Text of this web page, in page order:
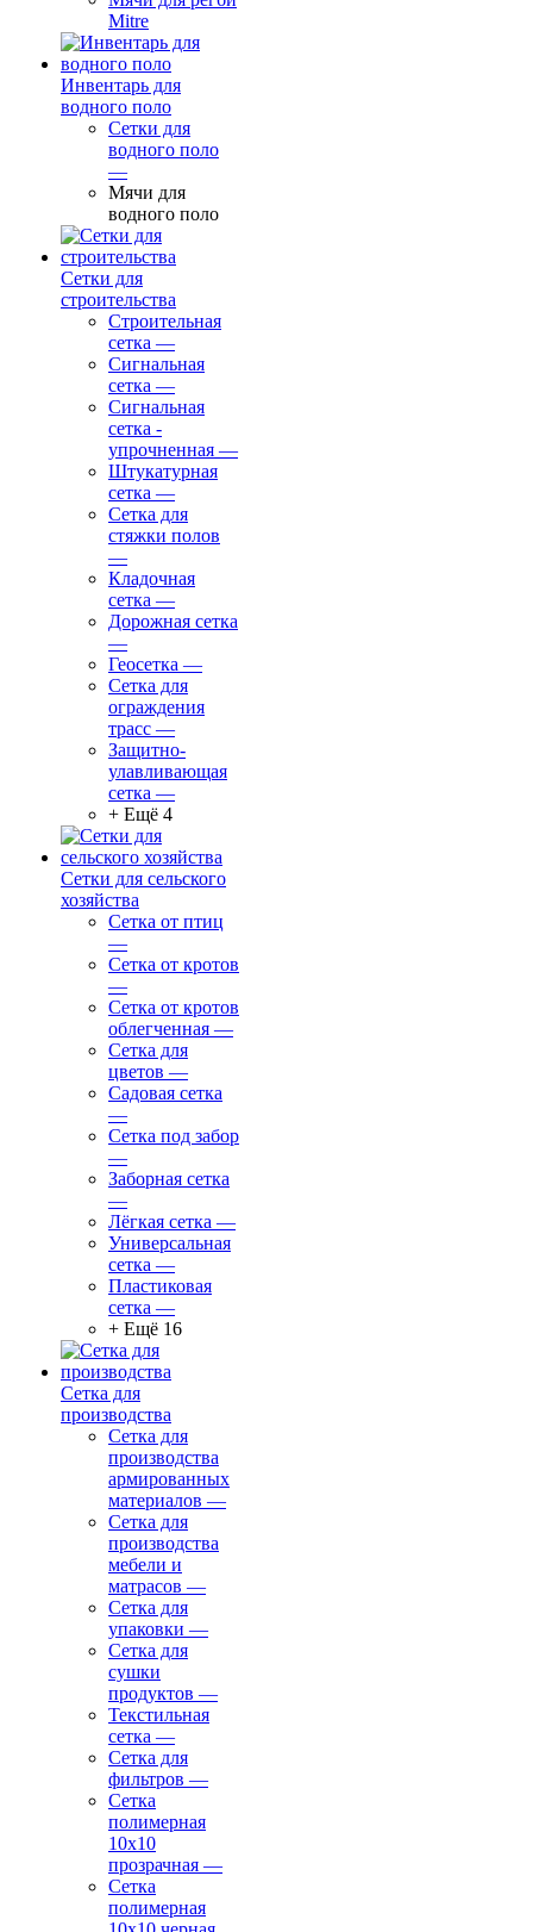
Mitre
Инвентарь для
водного поло
Сетки для
водного поло
—
Мячи для
водного поло
Сетки для
строительства
Строительная
сетка —
Сигнальная
сетка —
Сигнальная
сетка -
упрочненная —
Штукатурная
сетка —
Сетка для
стяжки полов
—
Кладочная
сетка —
Дорожная сетка
—
Геосетка —
Сетка для
ограждения
трасс —
Защитно-
улавливающая
сетка —
+ Ещё 4
Сетки для сельского
хозяйства
Сетка от птиц
—
Сетка от кротов
—
Сетка от кротов
облегченная —
Сетка для
цветов —
Садовая сетка
—
Сетка под забор
—
Заборная сетка
—
Лёгкая сетка —
Универсальная
сетка —
Пластиковая
сетка —
+ Ещё 16
Сетка для
производства
Сетка для
производства
армированных
материалов —
Сетка для
производства
мебели и
матрасов —
Сетка для
упаковки —
Сетка для
сушки
продуктов —
Текстильная
сетка —
Сетка для
фильтров —
Сетка
полимерная
10х10
прозрачная —
Сетка
полимерная